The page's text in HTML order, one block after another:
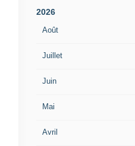
2026
Août
Juillet
Juin
Mai
Avril